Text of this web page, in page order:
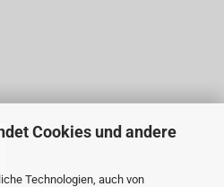
Cookies und andere
Technologien, auch von